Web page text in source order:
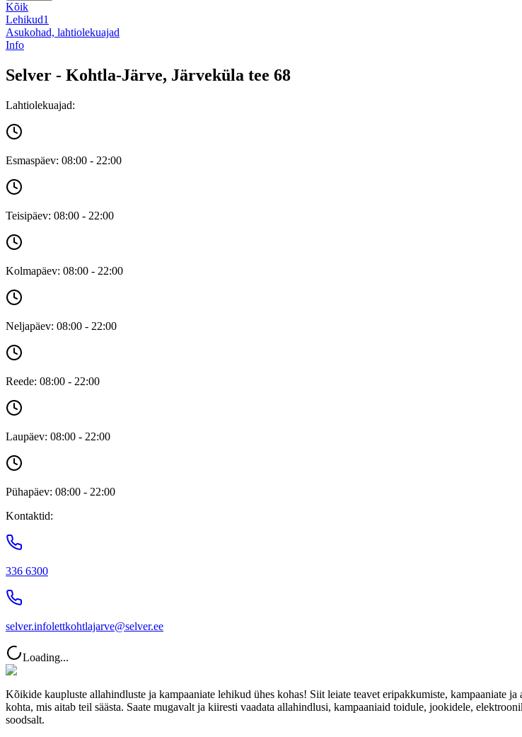
Kõik
Lehikud1
Asukohad, lahtiolekuajad
Info
Selver - Kohtla-Järve, Järveküla tee 68
Lahtiolekuajad:
Esmaspäev: 08:00 - 22:00
Teisipäev: 08:00 - 22:00
Kolmapäev: 08:00 - 22:00
Neljapäev: 08:00 - 22:00
Reede: 08:00 - 22:00
Laupäev: 08:00 - 22:00
Pühapäev: 08:00 - 22:00
Kontaktid:
336 6300
selver.infolettkohtlajarve@selver.ee
Loading...
Kõikide kaupluste allahindluste ja kampaaniate lehikud ühes kohas! Siit leiate teavet eripakkumiste,
kohta, mis aitab teil säästa. Saate mugavalt ja kiiresti vaadata allahindlusi, kampaaniaid toidule, jookidele,
soodsalt.